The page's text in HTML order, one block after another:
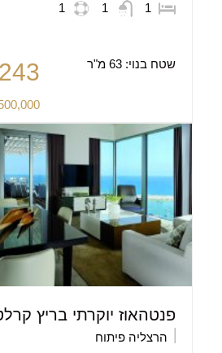
1
1
1
שטח בנוי:63 מ"ר
פנטהאוז יוקרתי בריץ
הרצליה פיתוח